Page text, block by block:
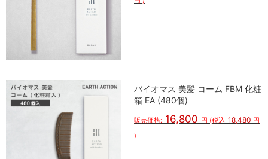
バイオマス 美髪 コーム FBM 化粧
箱 EA (480個)
販売価格: 16,800 円 (税込 18,480 円
)